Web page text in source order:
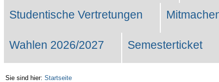
Studentische Vertretungen
Wahlen 2026/2027 Semesterticket
Sie sind hier: Startseite